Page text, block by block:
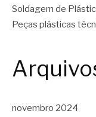
Soldagem de
Peças plásticas
novembro 2024